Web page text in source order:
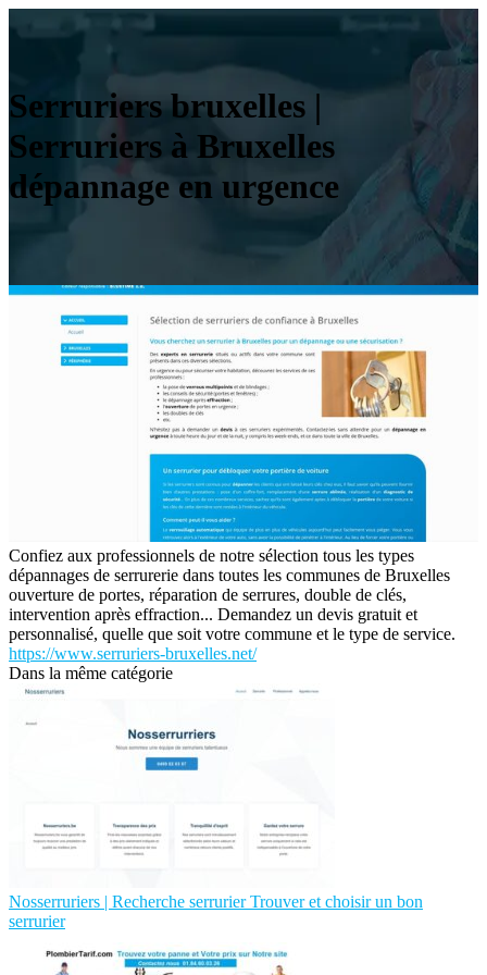
Serruriers bruxelles |
Serruriers à Bruxelles
dépannage en urgence
Confiez aux professionnels de notre sélection tous les types
dépannages de serrurerie dans toutes les communes de Bruxelles
ouverture de portes, réparation de serrures, double de clés,
intervention après effraction... Demandez un devis gratuit et
personnalisé, quelle que soit votre commune et le type de service.
https://www.serruriers-bruxelles.net/
Dans la même catégorie
Nos­ser­ru­riers | Recherche serrurier Trouver et choisir un bon
serrurier